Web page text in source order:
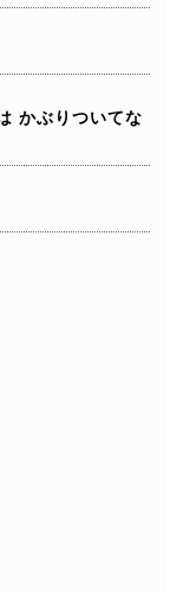
かぶりついてな